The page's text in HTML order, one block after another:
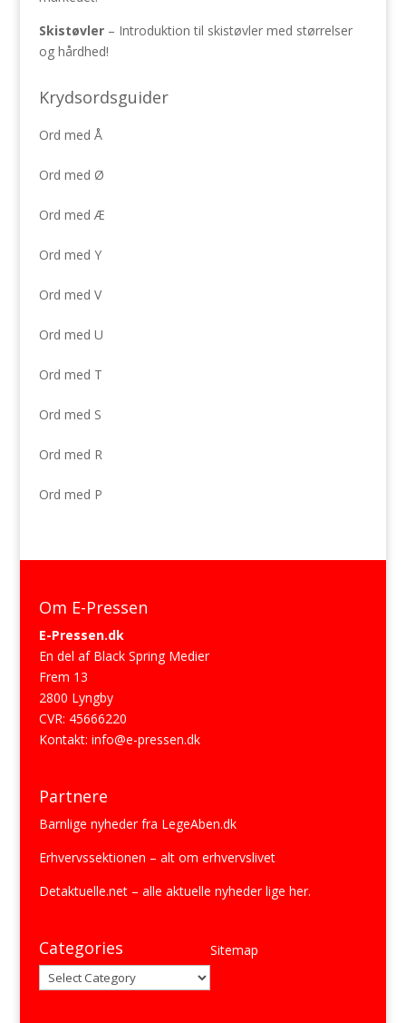
Skistøvler – Introduktion til skistøvler med størrelser
og hårdhed!
Krydsordsguider
Ord med Å
Ord med Ø
Ord med Æ
Ord med Y
Ord med V
Ord med U
Ord med T
Ord med S
Ord med R
Ord med P
Om E-Pressen
E-Pressen.dk
En del af Black Spring Medier
Frem 13
2800 Lyngby
CVR: 45666220
Kontakt: info@e-pressen.dk
Partnere
Barnlige nyheder fra LegeAben.dk
Erhvervssektionen – alt om erhvervslivet
Detaktuelle.net– alle aktuelle nyheder lige her.
Categories
Categories
Sitemap